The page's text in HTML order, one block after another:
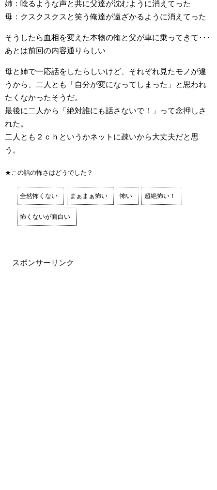
姉：唸るような声と共に父達が沈むように消えてった
母：クスクスクスと笑う俺達が遠ざかるように消えてった
そうしたら血相を変えた本物の俺と父が車に乗ってきて･･･
あとは前回の内容通りらしい
母と姉で一応話をしたらしいけど、それぞれ見たモノが違
うから、二人とも「自分が変になってしまった」と思われ
たくなかったそうだ。
最後に二人から「絶対誰にも話さないで！」って念押しさ
れた。
二人とも２ｃｈというかネットに疎いから大丈夫だと思
う。
★この話の怖さはどうでした？
全然怖くない まぁまぁ怖い 怖い 超絶怖い！
怖くないが面白い
スポンサーリンク